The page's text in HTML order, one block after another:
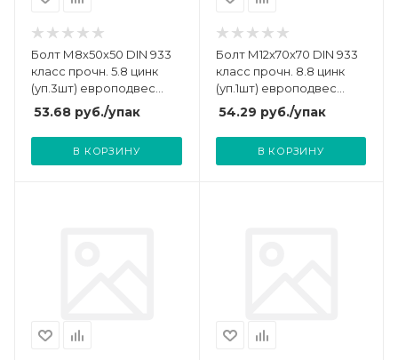
Болт М8х50х50 DIN 933
класс прочн. 5.8 цинк
(уп.3шт) европодвес
СТРОЙМЕТИЗ 3011671
53.68 руб./упак
В КОРЗИНУ
Болт М12х70х70 DIN 933
класс прочн. 8.8 цинк
(уп.1шт) европодвес
СТРОЙМЕТИЗ 3023121
54.29 руб./упак
В КОРЗИНУ